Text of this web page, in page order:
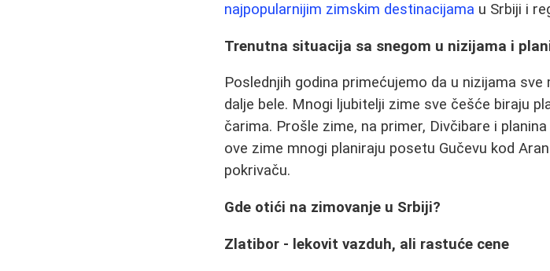
najpopularnijim zimskim destinacijama u Srbiji i
Trenutna situacija sa snegom u nizijama i
Poslednjih godina primećujemo da u nizijama sve
dalje bele. Mnogi ljubitelji zime sve češće biraju
čarima. Prošle zime, na primer, Divčibare i
ove zime mnogi planiraju posetu Gučevu kod
pokrivaču.
Gde otići na zimovanje u Srbiji?
Zlatibor - lekovit vazduh, ali rastuće cene